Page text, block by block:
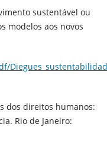
sustentável ou
modelos aos novos
dos direitos humanos:
Rio de Janeiro: